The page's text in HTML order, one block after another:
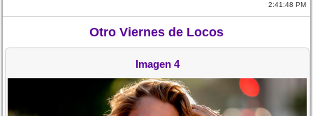
2:41:48 PM
Otro Viernes de Locos
Imagen 4